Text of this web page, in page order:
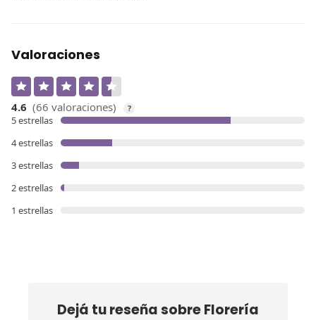
Valoraciones
4.6 (66 valoraciones) ?
5 estrellas
4 estrellas
3 estrellas
2 estrellas
1 estrellas
Dejá tu reseña sobreFlorería